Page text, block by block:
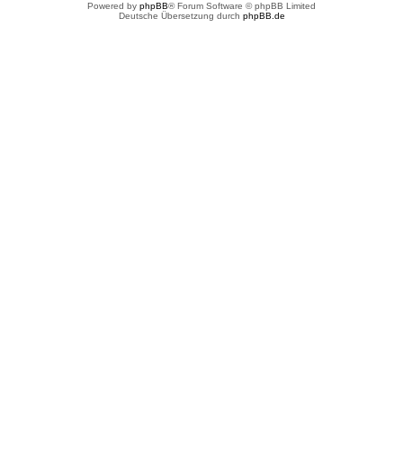
Powered by phpBB® Forum Software © phpBB Limited
Deutsche Übersetzung durch phpBB.de